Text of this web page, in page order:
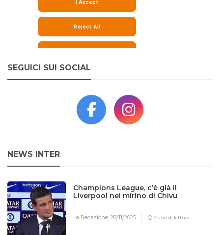
SEGUICI SUI SOCIAL
NEWS INTER
Champions League, c’è già il
Liverpool nel mirino di Chivu
La Redazione,28/11/2025 2 min di lettura